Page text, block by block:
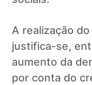
A realização
justifica-se,
aumento da
por conta do